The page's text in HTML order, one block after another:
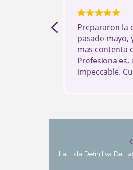
Prepararon la
pasado mayo,
mas contenta
Profesionales,
impeccable.
entradas
La Lista Definitiva De